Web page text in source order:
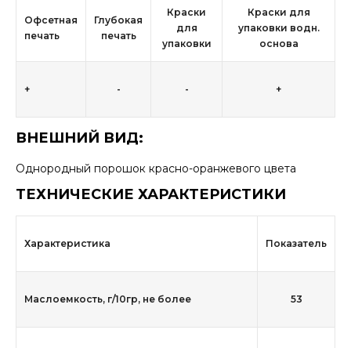
Офсетная
печать
Глубокая
печать
Краски
для
упаковки
Краски для
упаковки водн.
основа
+ - - +
ВНЕШНИЙ ВИД:
Однородный порошок красно-оранжевого цвета
ТЕХНИЧЕСКИЕ ХАРАКТЕРИСТИКИ
Характеристика Показатель
Маслоемкость, г/10гр, не более 53